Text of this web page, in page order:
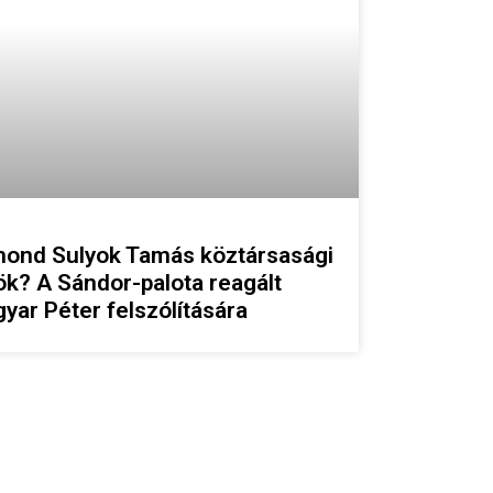
Sulyok Tamás köztársasági
A Sándor-palota reagált
Péter felszólítására